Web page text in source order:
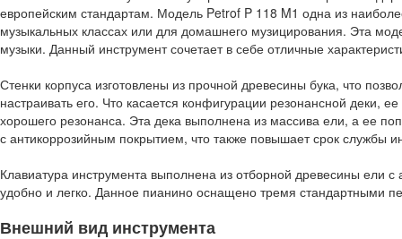
европейским стандартам. Модель Petrof P 118 M1 одна из
музыкальных классах или для домашнего музицирования. Эта
музыки. Данный инструмент сочетает в себе отличные
Стенки корпуса изготовлены из прочной древесины бука, что
настраивать его. Что касается конфигурации резонансной деки,
хорошего резонанса. Эта дека выполнена из массива ели, а ее
с антикоррозийным покрытием, что также повышает срок службы
Клавиатура инструмента выполнена из отборной древесины ели
удобно и легко. Данное пианино оснащено тремя стандартными
Внешний вид инструмента